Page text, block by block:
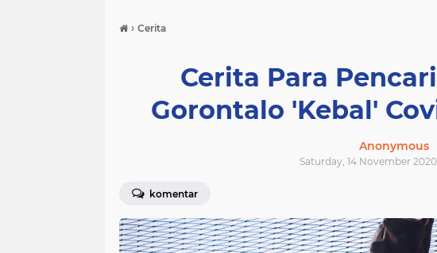
› Cerita
Cerita Para
Gorontalo 'Kebal'
Anonymous
Saturday, 14 November 2020
komentar